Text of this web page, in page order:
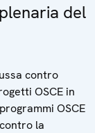
del
contro
OSCE in
OSCE
la